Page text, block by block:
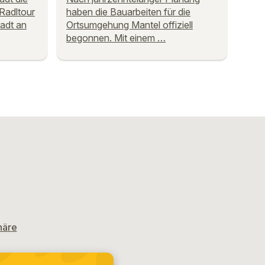
an
haben die Bauarbeiten für die
Ortsumgehung Mantel offiziell
begonnen. Mit einem …